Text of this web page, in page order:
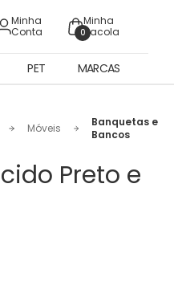
Minha
Conta
0
Minha
Sacola
PET MARCAS
Móveis
Banquetas e
Bancos
Preto e